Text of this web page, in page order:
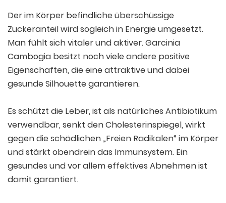
Der im Körper befindliche überschüssige
Zuckeranteil wird sogleich in Energie umgesetzt.
Man fühlt sich vitaler und aktiver. Garcinia
Cambogia besitzt noch viele andere positive
Eigenschaften, die eine attraktive und dabei
gesunde Silhouette garantieren.
Es schützt die Leber, ist als natürliches Antibiotikum
verwendbar, senkt den Cholesterinspiegel, wirkt
gegen die schädlichen „Freien Radikalen“ im Körper
und stärkt obendrein das Immunsystem. Ein
gesundes und vor allem effektives Abnehmen ist
damit garantiert.